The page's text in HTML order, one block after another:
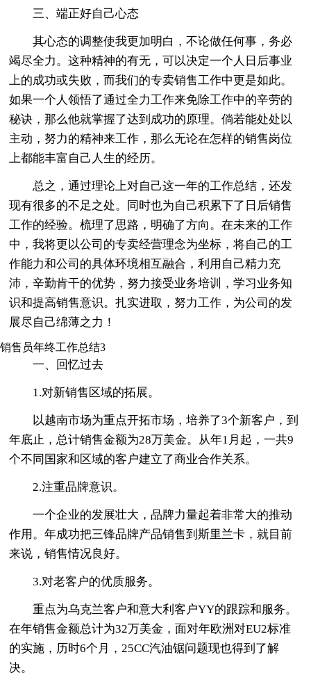
三、端正好自己心态
其心态的调整使我更加明白，不论做任何事，务必
竭尽全力。这种精神的有无，可以决定一个人日后事业
上的成功或失败，而我们的专卖销售工作中更是如此。
如果一个人领悟了通过全力工作来免除工作中的辛劳的
秘诀，那么他就掌握了达到成功的原理。倘若能处处以
主动，努力的精神来工作，那么无论在怎样的销售岗位
上都能丰富自己人生的经历。
总之，通过理论上对自己这一年的工作总结，还发
现有很多的不足之处。同时也为自己积累下了日后销售
工作的经验。梳理了思路，明确了方向。在未来的工作
中，我将更以公司的专卖经营理念为坐标，将自己的工
作能力和公司的具体环境相互融合，利用自己精力充
沛，辛勤肯干的优势，努力接受业务培训，学习业务知
识和提高销售意识。扎实进取，努力工作，为公司的发
展尽自己绵薄之力！
销售员年终工作总结3
一、回忆过去
1.对新销售区域的拓展。
以越南市场为重点开拓市场，培养了3个新客户，到
年底止，总计销售金额为28万美金。从年1月起，一共9
个不同国家和区域的客户建立了商业合作关系。
2.注重品牌意识。
一个企业的发展壮大，品牌力量起着非常大的推动
作用。年成功把三锋品牌产品销售到斯里兰卡，就目前
来说，销售情况良好。
3.对老客户的优质服务。
重点为乌克兰客户和意大利客户YY的跟踪和服务。
在年销售金额总计为32万美金，面对年欧洲对EU2标准
的实施，历时6个月，25CC汽油锯问题现也得到了解
决。